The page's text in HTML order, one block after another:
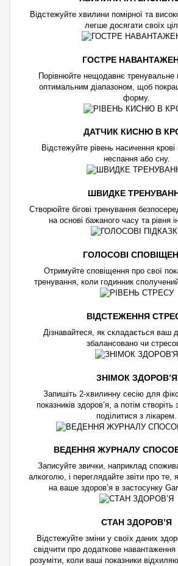
Відстежуйте хвилини помірної та
легше досягати своїх
ГОСТРЕ
Порівнюйте нещодавнє тренувальне
оптимальним діапазоном, щоб
форму.
ДАТЧИК КИСНЮ В
Відстежуйте рівень насичення
неспання або сну.
ШВИДКЕ
Створюйте бігові тренування
на основі бажаного часу та рівня
ГОЛОСОВІ
Отримуйте сповіщення про свої
тренування, коли годинник
ВІДСТЕЖЕННЯ
Дізнавайтеся, як складається ваш
збалансовано чи
ЗНІМОК ЗДОРОВ’Я
Запишіть 2-хвилинну сесію для
показників здоров’я, а потім
поділитися з лікарем.
ВЕДЕННЯ ЖУРНАЛУ
Записуйте звички, наприклад
алкоголю, і переглядайте звіти про те,
на ваше здоров’я в застосунку
СТАН ЗДОРОВ’Я
Відстежуйте зміни у своїх даних
свідчити про додаткове
розуміти, коли ваші показники